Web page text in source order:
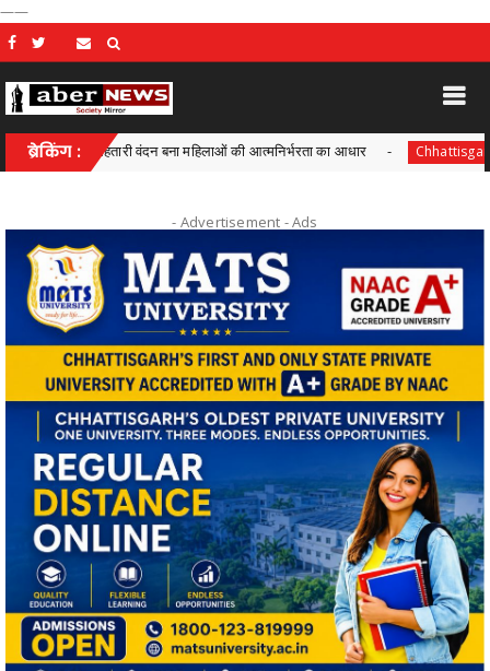
——
ब्रेकिंग :
में महतारी वंदन बना महिलाओं की आत्मनिर्भरता का आधार Chhattisgarh आयुक्त
- Advertisement -Ads